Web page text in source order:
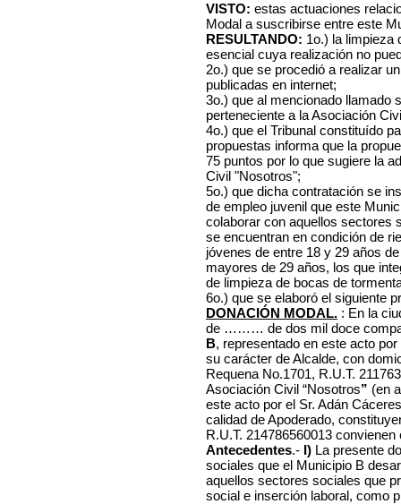
VISTO: estas actuaciones
Modal a suscribirse entre este
RESULTANDO: 1o.) la limpieza
esencial cuya realización no
2o.) que se procedió a realizar
publicadas en internet;
3o.) que al mencionado llamado
perteneciente a la Asociación
4o.) que el Tribunal constituído
propuestas informa que la
75 puntos por lo que sugiere la
Civil "Nosotros";
5o.) que dicha contratación se
de empleo juvenil que este
colaborar con aquellos sectores
se encuentran en condición de
jóvenes de entre 18 y 29 años
mayores de 29 años, los que
de limpieza de bocas de
6o.) que se elaboró el siguiente
DONACIÓN MODAL. : En la
de ……… de dos mil doce
B, representado en este acto
su carácter de Alcalde, con
Requena No.1701, R.U.T.
Asociación Civil “Nosotros” (en
este acto por el Sr. Adán
calidad de Apoderado,
R.U.T. 214786560013
Antecedentes.- I) La presente
sociales que el Municipio B
aquellos sectores sociales que
social e inserción laboral, como